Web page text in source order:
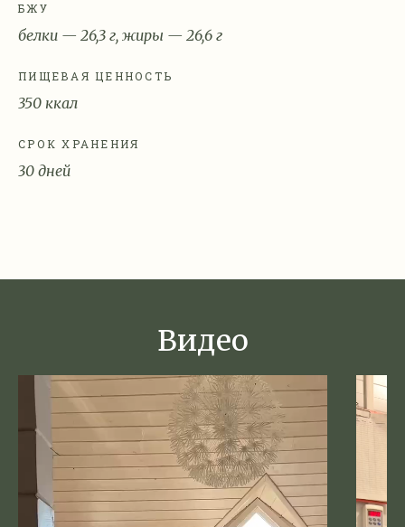
БЖУ
белки — 26,3 г, жиры — 26,6 г
ПИЩЕВАЯ ЦЕННОСТЬ
350 ккал
СРОК ХРАНЕНИЯ
30 дней
Видео